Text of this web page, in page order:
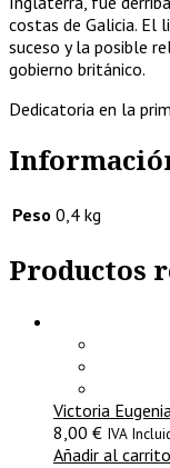
costas de Galicia. El
suceso y la posible
gobierno británico.
Dedicatoria en la
Peso 0,4 kg
Productos
Victoria
8,00 € IVA
Añadir al carrito